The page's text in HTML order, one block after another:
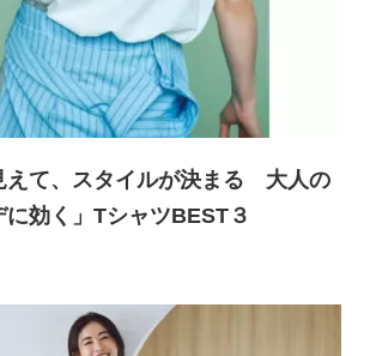
て、スタイルが決まる
大人の
効く」TシャツBEST３